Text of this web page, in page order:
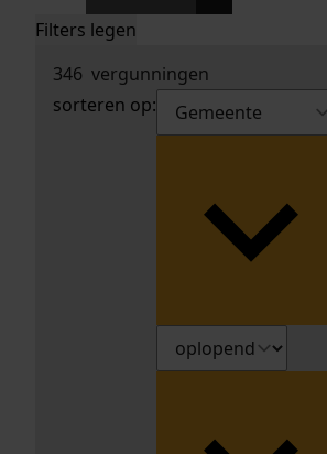
Filters legen
346 vergunningen
sorteren op: